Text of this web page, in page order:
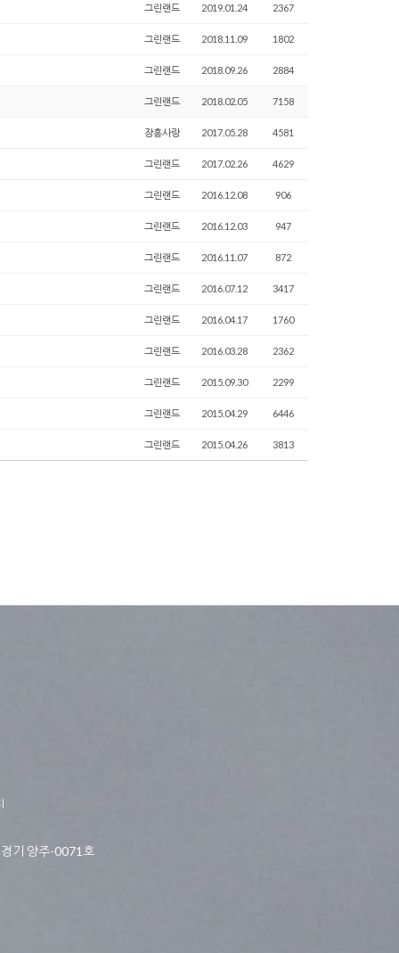
그린랜드 2019.01.24 2367
그린랜드 2018.11.09 1802
그린랜드 2018.09.26 2884
그린랜드 2018.02.05 7158
장흥사랑 2017.05.28 4581
그린랜드 2017.02.26 4629
그린랜드 2016.12.08 906
그린랜드 2016.12.03 947
그린랜드 2016.11.07 872
그린랜드 2016.07.12 3417
그린랜드 2016.04.17 1760
그린랜드 2016.03.28 2362
그린랜드 2015.09.30 2299
그린랜드 2015.04.29 6446
그린랜드 2015.04.26 3813
기 양주-0071호